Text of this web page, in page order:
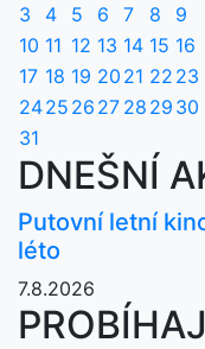
3
4 5 6 7 8
9
10 11 12 13 14 15 16
17 18 19 20 21 22 23
2425 26 27 28 29 30
31
DNEŠNÍ
Putovní letní
léto
7.8.2026